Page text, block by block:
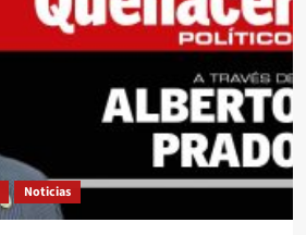
Noticias